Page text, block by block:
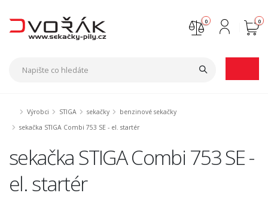
0
0
Výrobci STIGA sekačky
benzinové sekačky
sekačka STIGA Combi 753 SE - el. startér
sekačka STIGA Combi 753 SE -
el. startér